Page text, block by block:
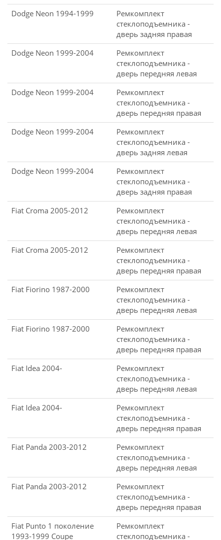
Dodge Neon 1994-1999
Ремкомплект
стеклоподъемника -
дверь задняя правая
Dodge Neon 1999-2004
Ремкомплект
стеклоподъемника -
дверь передняя левая
Dodge Neon 1999-2004
Ремкомплект
стеклоподъемника -
дверь передняя правая
Dodge Neon 1999-2004
Ремкомплект
стеклоподъемника -
дверь задняя левая
Dodge Neon 1999-2004
Ремкомплект
стеклоподъемника -
дверь задняя правая
Fiat Croma 2005-2012
Ремкомплект
стеклоподъемника -
дверь передняя левая
Fiat Croma 2005-2012
Ремкомплект
стеклоподъемника -
дверь передняя правая
Fiat Fiorino 1987-2000
Ремкомплект
стеклоподъемника -
дверь передняя левая
Fiat Fiorino 1987-2000
Ремкомплект
стеклоподъемника -
дверь передняя правая
Fiat Idea 2004-
Ремкомплект
стеклоподъемника -
дверь передняя левая
Fiat Idea 2004-
Ремкомплект
стеклоподъемника -
дверь передняя правая
Fiat Panda 2003-2012
Ремкомплект
стеклоподъемника -
дверь передняя левая
Fiat Panda 2003-2012
Ремкомплект
стеклоподъемника -
дверь передняя правая
Fiat Punto 1 поколение
1993-1999 Coupe
Ремкомплект
стеклоподъемника -